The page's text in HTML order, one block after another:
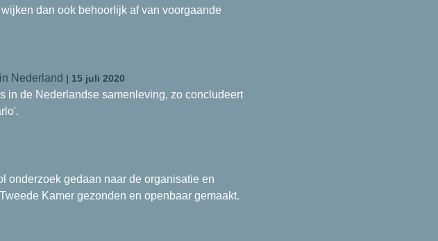
dan ook behoorlijk af van voorgaande
Nederland | 15 juli 2020
in de Nederlandse samenleving, zo concludeert
onderzoek gedaan naar de organisatie en
Kamer gezonden en openbaar gemaakt.